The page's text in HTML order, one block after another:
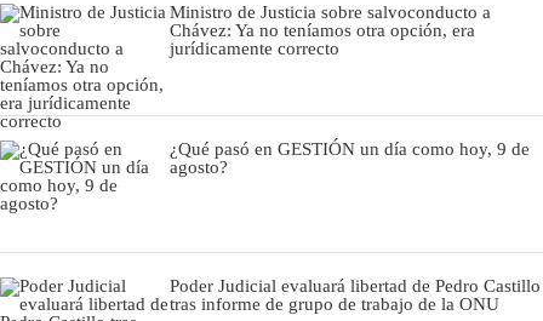
Ministro de Justicia sobre salvoconducto a
Chávez: Ya no teníamos otra opción, era
jurídicamente correcto
¿Qué pasó en GESTIÓN un día como hoy, 9 de
agosto?
Poder Judicial evaluará libertad de Pedro Castillo
tras informe de grupo de trabajo de la ONU